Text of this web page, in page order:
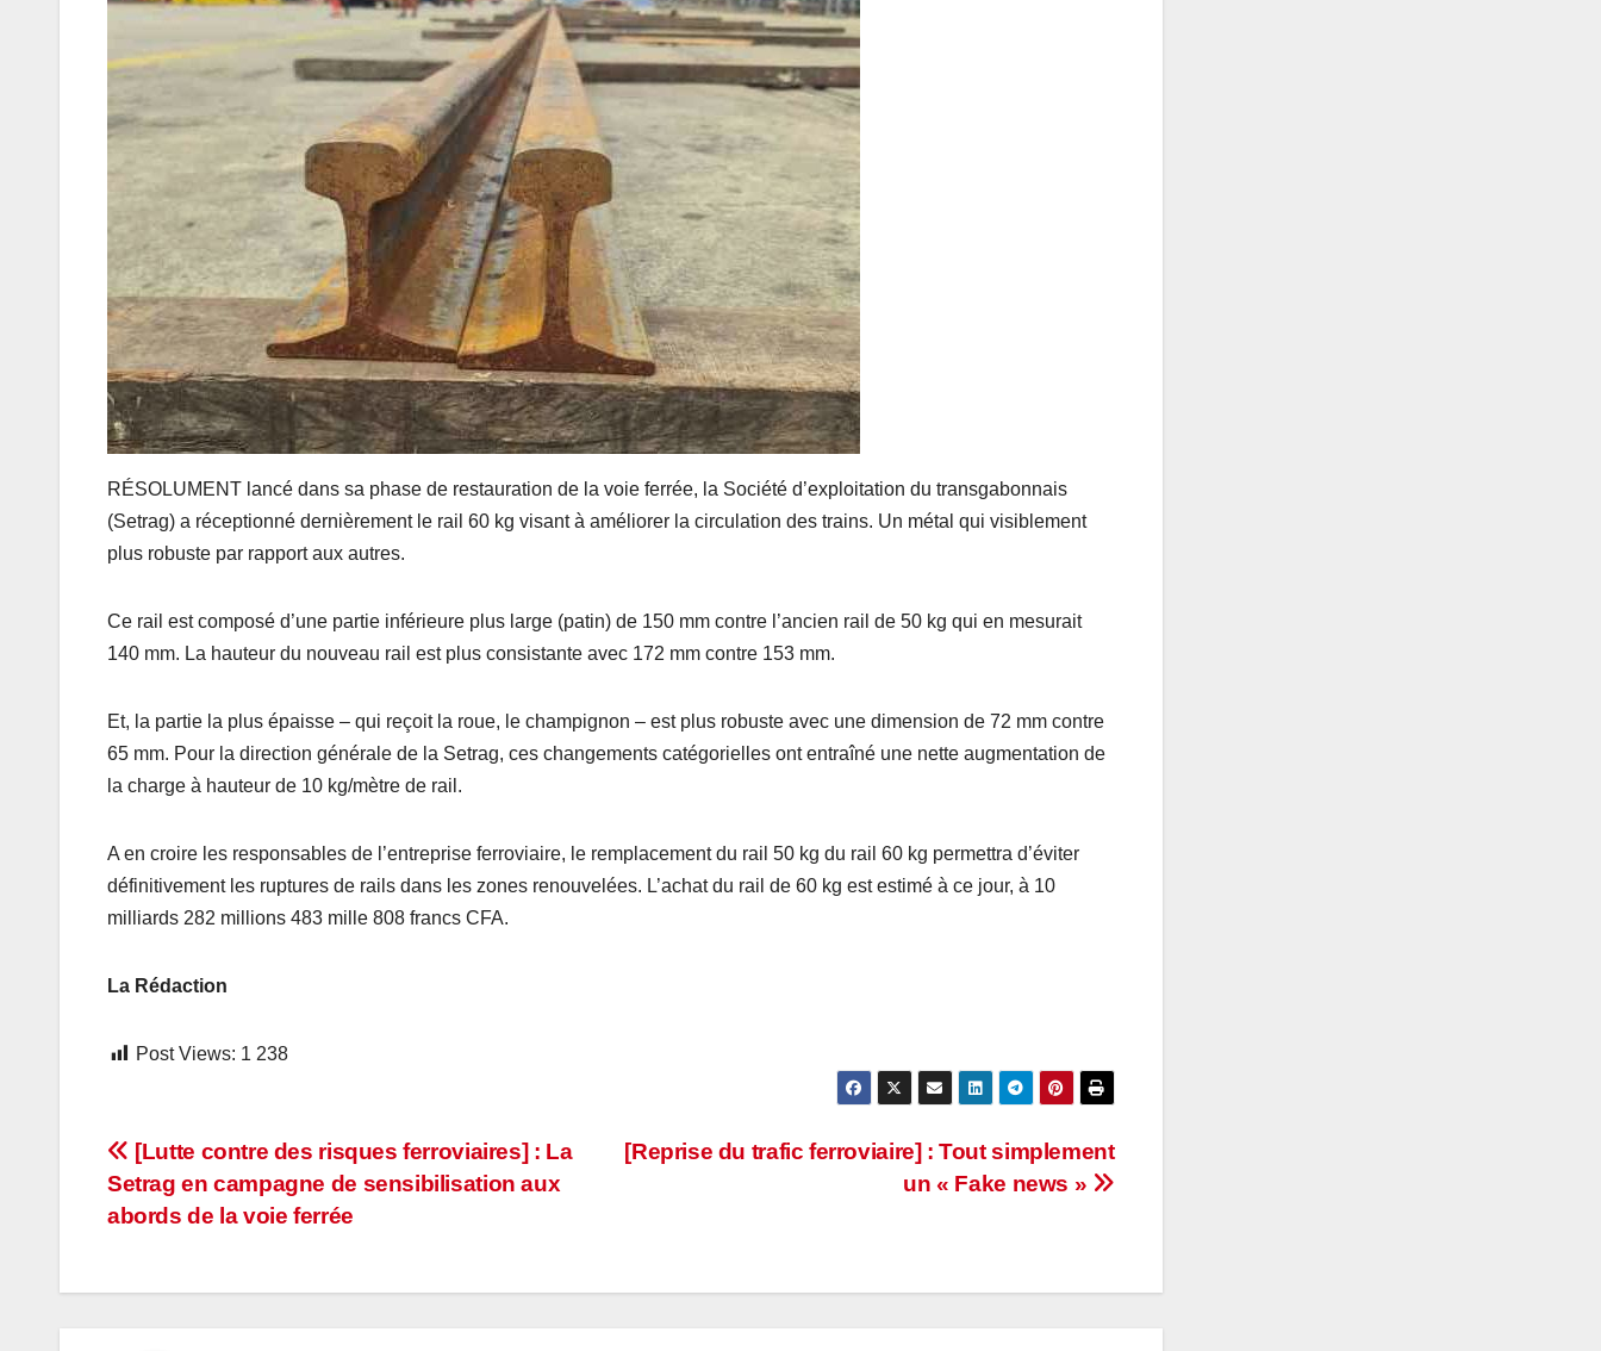
RÉSOLUMENT lancé dans sa phase de restauration de la voie ferrée, la Société d’exploitation du transgabonnais
(Setrag) a réceptionné dernièrement le rail 60 kg visant à améliorer la circulation des trains. Un métal qui visiblement
plus robuste par rapport aux autres.
Ce rail est composé d’une partie inférieure plus large (patin) de 150 mm contre l’ancien rail de 50 kg qui en mesurait
140 mm. La hauteur du nouveau rail est plus consistante avec 172 mm contre 153 mm.
Et, la partie la plus épaisse – qui reçoit la roue, le champignon – est plus robuste avec une dimension de 72 mm contre
65 mm. Pour la direction générale de la Setrag, ces changements catégorielles ont entraîné une nette augmentation de
la charge à hauteur de 10 kg/mètre de rail.
A en croire les responsables de l’entreprise ferroviaire, le remplacement du rail 50 kg du rail 60 kg permettra d’éviter
définitivement les ruptures de rails dans les zones renouvelées. L’achat du rail de 60 kg est estimé à ce jour, à 10
milliards 282 millions 483 mille 808 francs CFA.
La Rédaction
Post Views: 1 238
Navigation
de
[Reprise du trafic ferroviaire] : Tout simplement
un « Fake news »
[Lutte contre des risques ferroviaires] : La
Setrag en campagne de sensibilisation aux
abords de la voie ferrée